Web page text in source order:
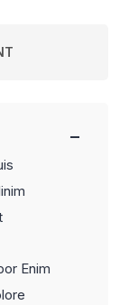
−
Enim